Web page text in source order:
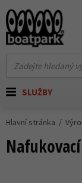
SLUŽBY
Hlavní stránka